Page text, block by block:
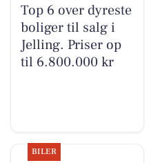
Top 6 over dyreste
boliger til salg i
Jelling. Priser op
til 6.800.000 kr
BILER